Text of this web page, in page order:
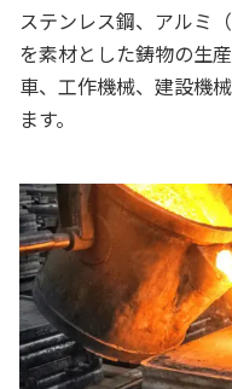
ステンレス鋼、アルミ
を素材とした鋳物の生
車、工作機械、建設機
ます。